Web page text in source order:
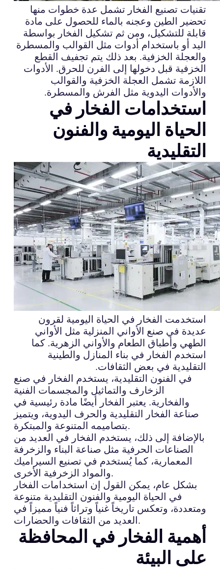
تقنيات تصنيع الفخار تشمل عدة خطوات منها
تحضير الطين وعجنه بالماء للحصول على مادة
قابلة للتشكيل، ومن ثم تشكيل الفخار بواسطة
اليد أو باستخدام أدوات مثل القوالب والمسطرة
والعجلة الخزفية. بعد ذلك يتم تجفيف القطع
الخزفية قبل دخولها إلى الفرن للحرق. الأدوات
اللازمة تشمل العجلة الخزفية والقوالب
والأدوات اليدوية مثل الفرش والمسطرة.
استخدامات الفخار في
الحياة اليومية والفنون
التقليدية
استخدمت الفخار في الحياة اليومية لقرون
عديدة في صنع الأواني المنزلية مثل الأواني
الطهي وأطباق الطعام والأواني الزهرية. كما
استخدم الفخار في بناء المنازل والطينية
التقليدية في بعض الثقافات.
في الفنون التقليدية، يستخدم الفخار في صنع
الزخارف والتماثيل والمجسمات الفنية
والفخارية. يعتبر الفخار أيضًا مادة رئيسية في
صناعة الفخار التقليدية والحرف اليدوية، ويتميز
بتصاميمه المتنوعة والمبتكرة.
بالإضافة إلى ذلك، يستخدم الفخار في العديد من
الصناعات الحرفية مثل صناعة البناء والزخرفة
المعمارية، كما يُستخدم في تصنيع السيراميك
والمواد الزخرفية الأخرى.
بشكل عام، يمكن القول إن استخدامات الفخار
في الحياة اليومية والفنون التقليدية متنوعة
ومتعددة، وتعكس تاريخاً غنياً وتراثاً فنياً مميزاً في
العديد من الثقافات والحضارات.
أهمية الفخار في المحافظة
على البيئة